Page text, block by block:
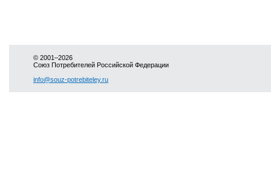
© 2001–2026
Союз Потребителей Российской Федерации
info@souz-potrebiteley.ru